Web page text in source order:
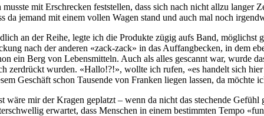
musste mit Erschrecken feststellen, dass sich nach nicht allzu langer
da jemand mit einem vollen Wagen stand und auch mal noch
an der Reihe, legte ich die Produkte zügig aufs Band, möglichst
nach der anderen «zack-zack» in das Auffangbecken, in dem
ein Berg von Lebensmitteln. Auch als alles gescannt war, wurde
zerdrückt wurden. «Hallo!?!», wollte ich rufen, «es handelt sich
Geschäft schon Tausende von Franken liegen lassen, da
wäre mir der Kragen geplatzt – wenn da nicht das stechende
erwartet, dass Menschen in einem bestimmten Tempo